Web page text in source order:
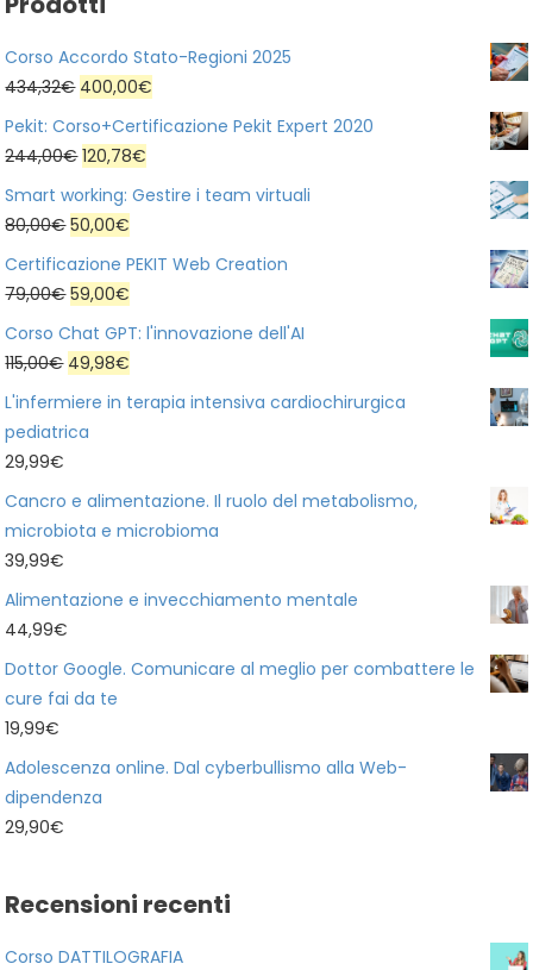
Corso Accordo Stato-Regioni 2025
434,32€ Il
prezzo
originale
era:
434,32€.
400,00€
prezzo
400,00€.
Pekit: Corso+Certificazione Pekit Expert 2020
244,00€Il
prezzo
originale
era:
244,00€.
120,78€
prezzo
120,78€.
Smart working: Gestire i team virtuali
80,00€Il
prezzo
originale
era:
80,00€.
50,00€
prezzo
attuale
è:
50,00€.
Certificazione PEKIT Web Creation
79,00€Il
prezzo
originale
era:
79,00€.
59,00€
prezzo
attuale
è:
59,00€.
Corso Chat GPT: l'innovazione dell'AI
115,00€ Il
prezzo
49,98€
prezzo
attuale
L'infermiere in terapia intensiva cardiochirurgica
pediatrica
29,99€
Cancro e alimentazione. Il ruolo del metabolismo,
microbiota e microbioma
39,99€
Alimentazione e invecchiamento mentale
44,99€
Dottor Google. Comunicare al meglio per combattere le
cure fai da te
19,99€
Adolescenza online. Dal cyberbullismo alla Web-
dipendenza
29,90€
Recensioni recenti
Corso DATTILOGRAFIA